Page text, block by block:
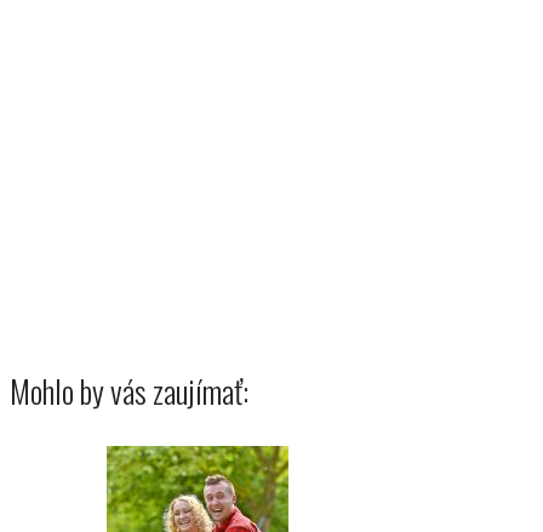
Mohlo by vás zaujímať: